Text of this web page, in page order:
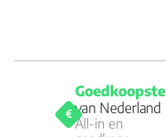
Goedkoopste
van Nederland
All-in en